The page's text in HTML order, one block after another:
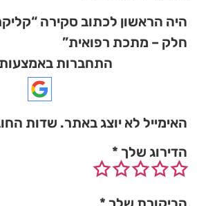
היה הראשון לכתוב סקירה
חלק – מתכת רפואית”
התחברות
האימייל לא יוצג באתר. שדות
הדירוג שלך *